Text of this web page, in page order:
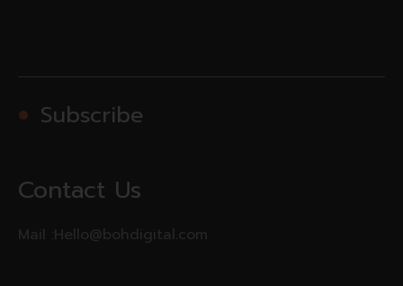
Subscribe
Contact Us
Mail : Hello@bohdigital.com